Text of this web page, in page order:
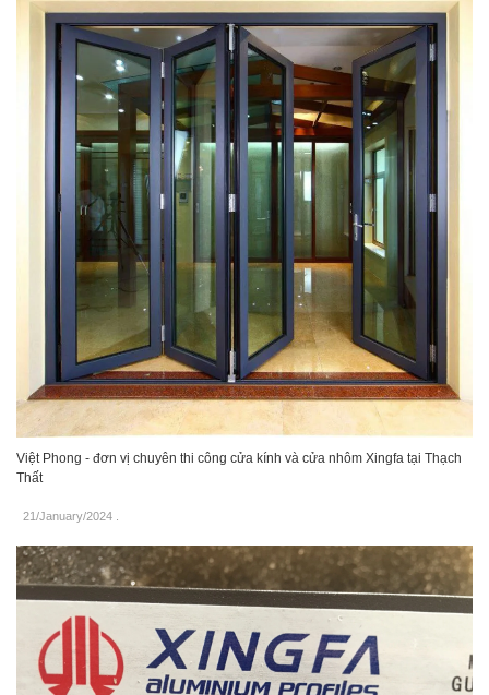
Việt Phong - đơn vị chuyên thi công cửa kính và cửa nhôm Xingfa tại Thạch
Thất
21/January/2024